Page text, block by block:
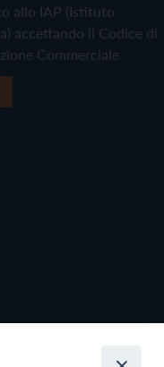
allo IAP (Istituto
accettando il Codice di
Commerciale